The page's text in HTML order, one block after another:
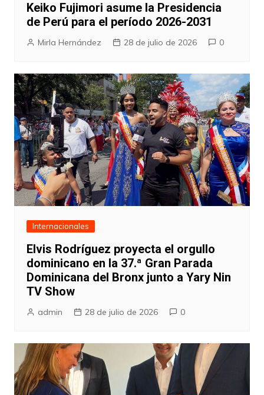
Keiko Fujimori asume la Presidencia
de Perú para el período 2026-2031
Mirla Hernández 28 de julio de 2026 0
Internacionales
Elvis Rodríguez proyecta el orgullo
dominicano en la 37.ª Gran Parada
Dominicana del Bronx junto a Yary Nin
TV Show
admin 28 de julio de 2026 0